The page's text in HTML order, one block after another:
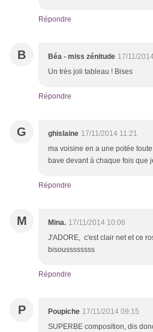
Répondre
B Béa - miss zénitude 17/11/
Un très joli tableau ! Bises
Répondre
G ghislaine 17/11/2014 11:21
ma voisine en a une potée
bave devant à chaque fois que
Répondre
M Mina. 17/11/2014 10:06
J'ADORE, c'est clair net et ce
bisoussssssss
Répondre
P Poupiche 17/11/2014 09:15
SUPERBE composition, dis